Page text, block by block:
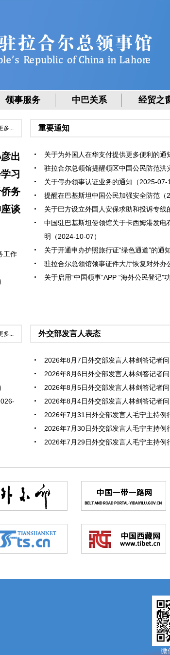
领事服务 中巴关系 经贸之
多...
出
习
务
谈
工作
重要通知
关于为外国人在华支付提供更多便利的通
驻拉合尔总领馆提醒领区中国公民防范洪
关于停办领事认证业务的通知（2025-07-
提醒在巴基斯坦中国公民加强安全防范（
关于巴方设立外国人安保求助和投诉专线
中国驻巴基斯坦使领馆关于卡西姆港发电
明（2024-10-07）
关于开通申办护照旅行证“绿色通道”的通
驻拉合尔总领馆领事证件大厅恢复对外办
关于启用“中国领事”APP “海外公民登记”
多... 外交部发言人表态
2026年8月7日外交部发言人林剑答记者问
2026年8月6日外交部发言人林剑答记者问
2026年8月5日外交部发言人林剑答记者问
2026年8月4日外交部发言人林剑答记者问
2026年7月31日外交部发言人毛宁主持例
2026年7月30日外交部发言人毛宁主持例
2026年7月29日外交部发言人毛宁主持例
微